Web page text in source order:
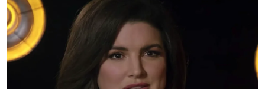
merogol kanak-kanak berkenaan di sebuah
kondominium di Batu 9 Cheras, Hulu Langat,
pada November 2018.
Pertuduhan dibuat mengikut Seksyen 375(g)
Kanun Keseksaan yang boleh dihukum